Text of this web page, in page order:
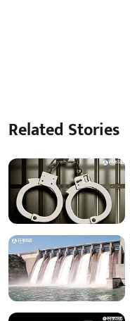
Related Stories